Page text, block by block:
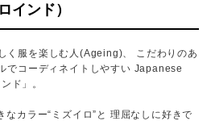
インド）
く服を楽しむ人(Ageing)、 こだわりのあ
でコーディネイトしやすい Japanese
ド」。
カラー“ミズイロ”と 理屈なしに好きで